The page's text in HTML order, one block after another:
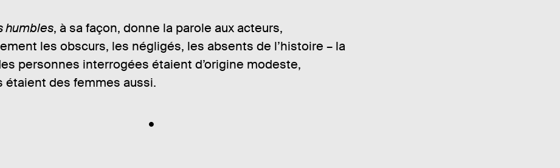
humbles, à sa façon, donne la parole aux acteurs,
les obscurs, les négligés, les absents de l’histoire – la
personnes interrogées étaient d’origine modeste,
étaient des femmes aussi.